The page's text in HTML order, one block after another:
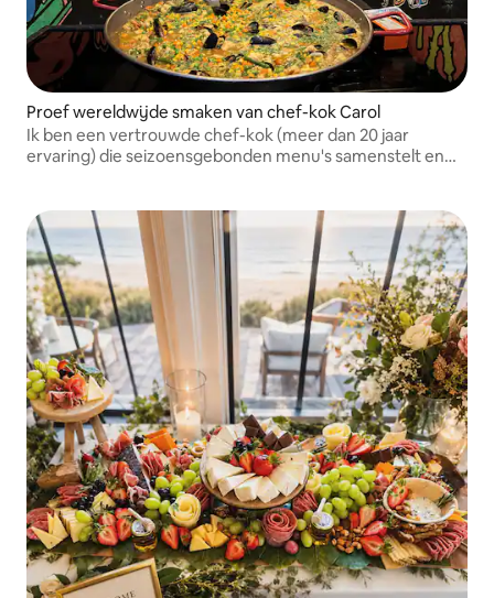
Proef wereldwijde smaken van chef-kok Carol
Ik ben een vertrouwde chef-kok (meer dan 20 jaar
ervaring) die seizoensgebonden menu's samenstelt en